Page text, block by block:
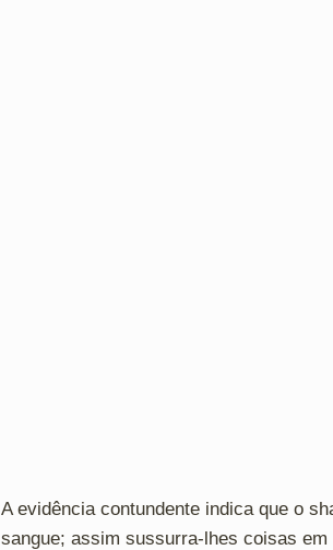
A evidência contundente indica que o
sangue; assim sussurra-lhes coisas